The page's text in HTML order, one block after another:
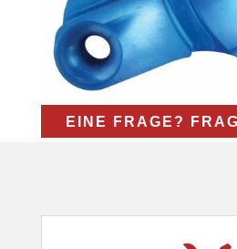
EINE FRAGE?